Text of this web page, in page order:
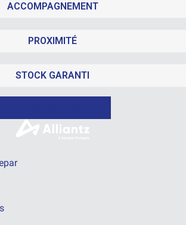
ACCOMPAGNEMENT
PROXIMITÉ
STOCK GARANTI